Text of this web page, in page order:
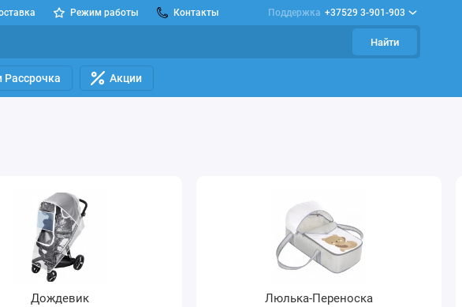
Режим работы Контакты Поддержка +37529 3-901-903
Найти
Рассрочка Акции
Дождевик Люлька-Переноска